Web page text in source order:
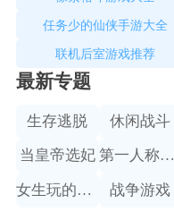
任务少的仙侠手游大全
联机后室游戏推荐
最新专题
生存逃脱 休闲战斗
当皇帝选妃 第一人称射击
女生玩的跑酷游戏 战争游戏